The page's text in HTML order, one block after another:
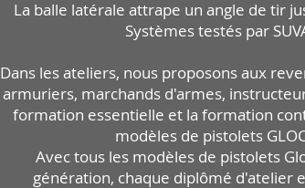
La balle latérale attrape un angle de tir
Systèmes testés par
Dans les ateliers, nous proposons aux
armuriers, marchands d'armes,
formation essentielle et la formation
modèles de pistolets
Avec tous les modèles de pistolets
génération, chaque diplômé d'atelier